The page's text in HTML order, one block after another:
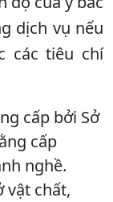
dịch vụ nếu
các tiêu chí
cấp bởi Sở
cấp
nghề.
vật chất,